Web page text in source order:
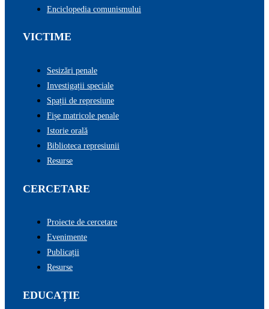
Enciclopedia comunismului
VICTIME
Sesizări penale
Investigații speciale
Spații de represiune
Fișe matricole penale
Istorie orală
Biblioteca represiunii
Resurse
CERCETARE
Proiecte de cercetare
Evenimente
Publicații
Resurse
EDUCAȚIE